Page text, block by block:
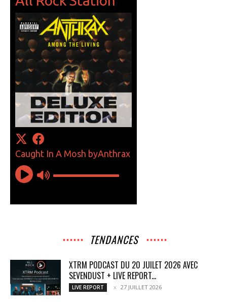
TENDANCES
XTRM PODCAST DU 20 JUILET 2026 AVEC
SEVENDUST + LIVE REPORT...
LIVE REPORT 27 JUILLET 2026